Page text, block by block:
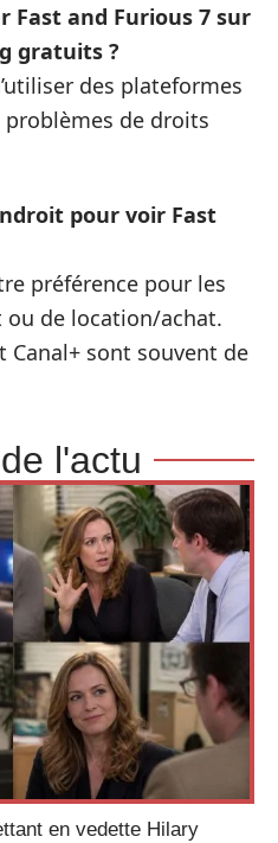
Fast and Furious 7 sur
gratuits ?
des plateformes
de droits
pour voir Fast
préférence pour les
ou de location/achat.
Canal+ sont souvent de
l'actu
en vedette Hilary